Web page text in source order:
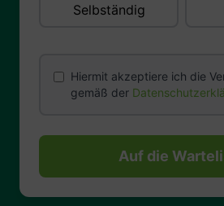
Selbständig
Hiermit akzeptiere ich die
gemäß der
Auf die